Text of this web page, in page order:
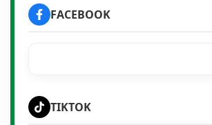
FACEBOOK
TIKTOK